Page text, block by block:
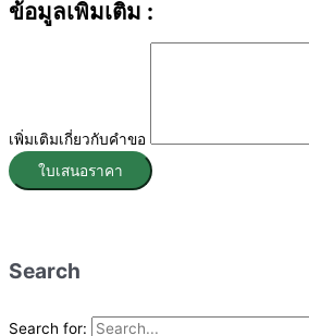
ข้อมูลเพิ่มเติม :
เพิ่มเติมเกี่ยวกับคำขอ
ใบเสนอราคา
Search
Search for: